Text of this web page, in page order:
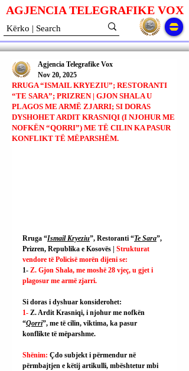
AGJENCIA TELEGRAFIKE VOX
RRUGA “ISMAIL KRYEZIU”; RESTORANTI
“TE SARA”; PRIZREN | GJON SHALA U
PLAGOS ME ARMË ZJARRI; SI DORAS
DYSHOHET ARDIT KRASNIQI (I NJOHUR ME
NOFKËN “QORRI”) ME TË CILIN KA PASUR
KONFLIKT TË MËPARSHËM.
Agjencia Telegrafike Vox
Nov 20, 2025
Rruga “Ismail Kryeziu”, Restoranti “Te Sara”,
Prizren, Republika e Kosovës | Strukturat
vendore të Policisë morën dijeni se:
1- Z. Gjon Shala, me moshë 28 vjeç, u gjet i
plagosur me armë zjarri.
Si doras i dyshuar konsiderohet:
1- Z. Ardit Krasniqi, i njohur me nofkën
“Qorri”, me të cilin, viktima, ka pasur
konflikte të mëparshme.
Shënim: Çdo subjekt i përmendur në
përmbajtjen e këtij artikulli, mbështetur mbi